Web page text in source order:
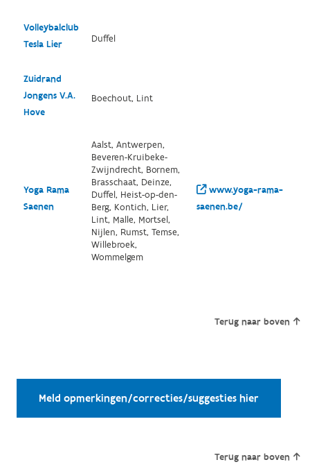
Volleybalclub
Tesla Lier
Duffel
Zuidrand
Jongens V.A.
Hove
Boechout, Lint
Yoga Rama
Saenen
Aalst, Antwerpen,
Beveren-Kruibeke-
Zwijndrecht, Bornem,
Brasschaat, Deinze,
Duffel, Heist-op-den-
Berg, Kontich, Lier,
Lint, Malle, Mortsel,
Nijlen, Rumst, Temse,
Willebroek,
Wommelgem
www.yoga-rama-
saenen.be/
Terug naar boven
Meld opmerkingen/correcties/suggesties hier
Terug naar boven